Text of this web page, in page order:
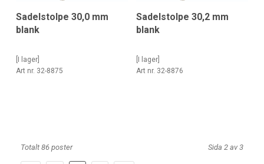
Sadelstolpe 30,0 mm
blank
[I lager]
Art nr. 32-8875
Sadelstolpe 30,2 mm
blank
[I lager]
Art nr. 32-8876
Totalt 86 poster Sida 2 av 3